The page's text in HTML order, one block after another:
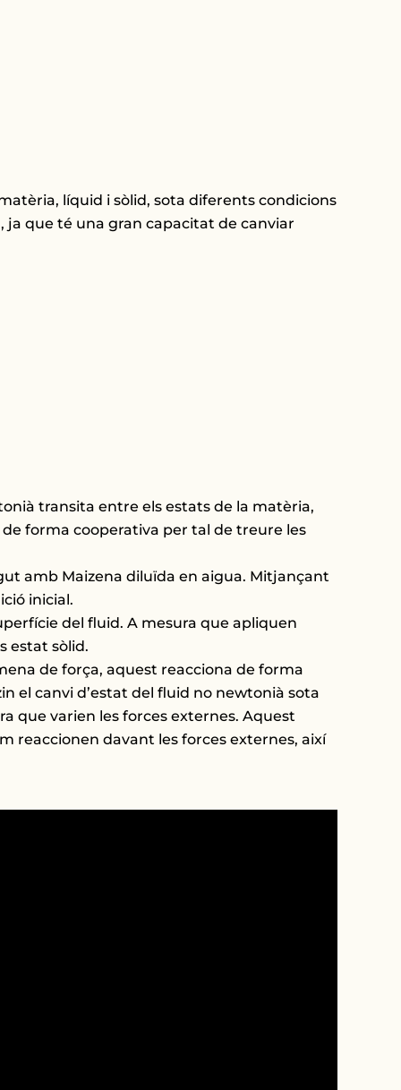
líquid i sòlid, sota diferents condicions
que té una gran capacitat de canviar
transita entre els estats de la matèria,
forma cooperativa per tal de treure les
amb Maizena diluïda en aigua. Mitjançant
inicial.
del fluid. A mesura que apliquen
estat sòlid.
de força, aquest reacciona de forma
el canvi d’estat del fluid no newtonià sota
que varien les forces externes. Aquest
reaccionen davant les forces externes, així